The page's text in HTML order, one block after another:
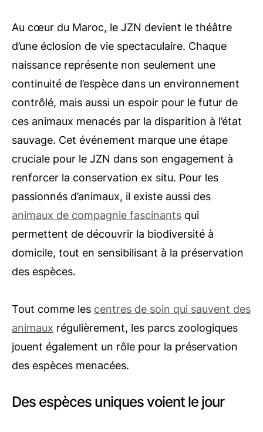
Au cœur du Maroc, le JZN devient le théâtre
d’une éclosion de vie spectaculaire. Chaque
naissance représente non seulement une
continuité de l’espèce dans un environnement
contrôlé, mais aussi un espoir pour le futur de
ces animaux menacés par la disparition à l’état
sauvage. Cet événement marque une étape
cruciale pour le JZN dans son engagement à
renforcer la conservation ex situ. Pour les
passionnés d’animaux, il existe aussi des
animaux de compagnie fascinants qui
permettent de découvrir la biodiversité à
domicile, tout en sensibilisant à la préservation
des espèces.
Tout comme les centres de soin qui sauvent des
animaux régulièrement, les parcs zoologiques
jouent également un rôle pour la préservation
des espèces menacées.
Des espèces uniques voient le jour